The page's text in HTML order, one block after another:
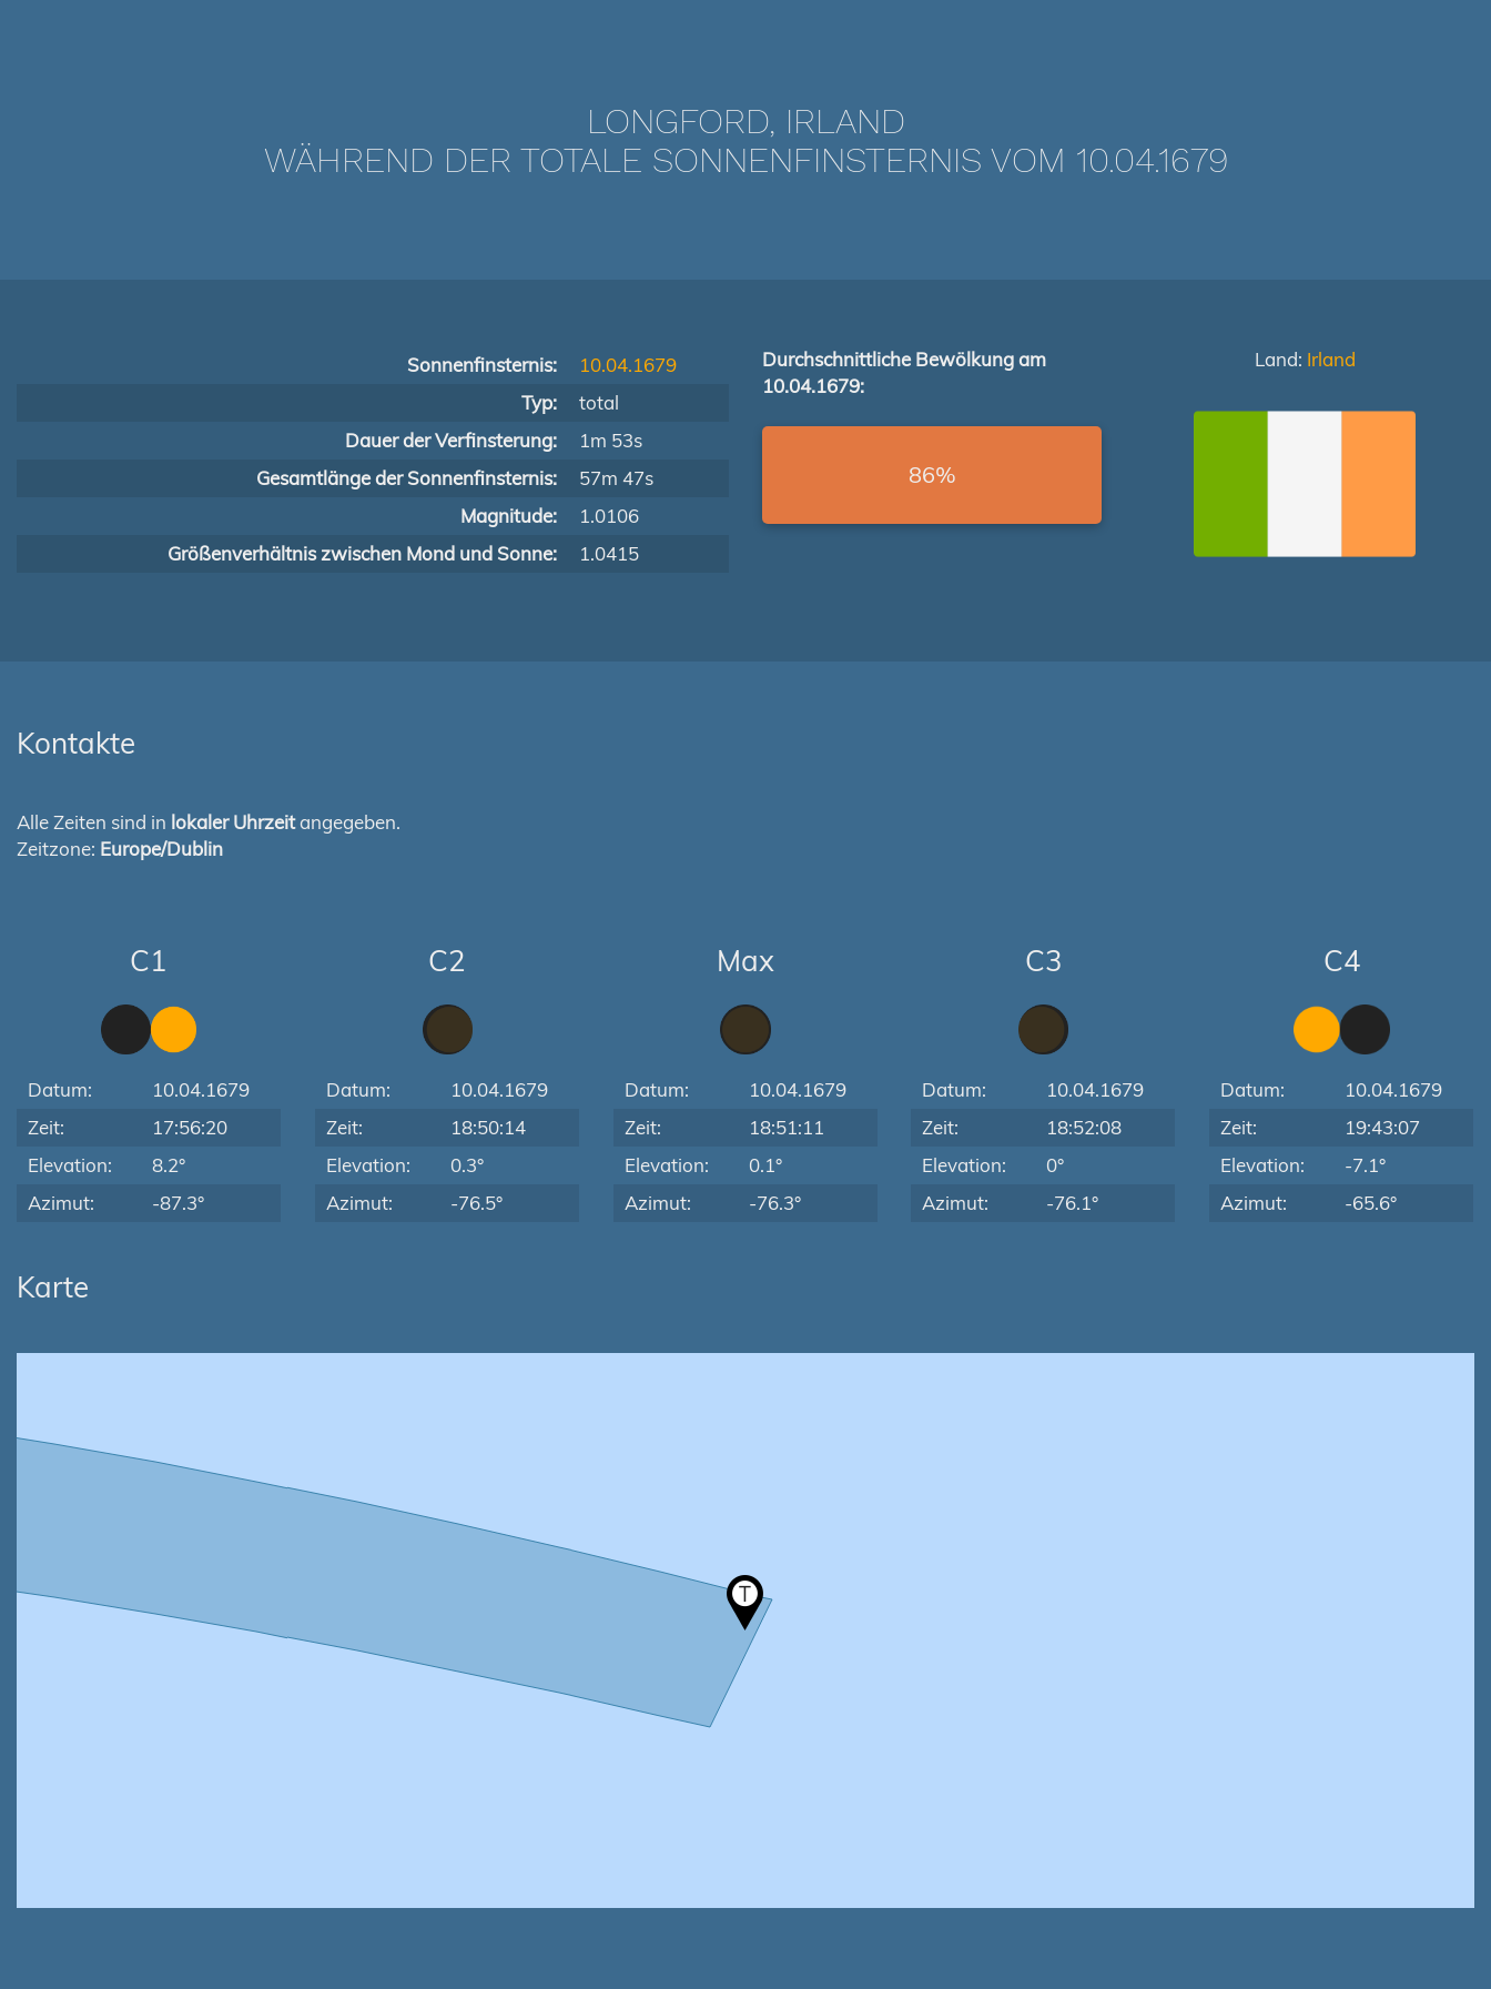
LONGFORD, IRLAND
WÄHREND DER TOTALE SONNENFINSTERNIS VOM 10.04.1679
Sonnenfinsternis:
10.04.1679
Typ:
total
Dauer der Verfinsterung:
1m 53s
Gesamtlänge der Sonnenfinsternis:
57m 47s
Magnitude:
1.0106
Größenverhältnis zwischen Mond und Sonne:
1.0415
Durchschnittliche Bewölkung am
10.04.1679:
86%
Land: Irland
Kontakte
Alle Zeiten sind in lokaler Uhrzeitangegeben.
Zeitzone: Europe/Dublin
C1
Datum:
10.04.1679
Zeit:
17:56:20
Elevation:
8.2°
Azimut:
-87.3°
C2
Datum:
10.04.1679
Zeit:
18:50:14
Elevation:
0.3°
Azimut:
-76.5°
Max
Datum:
10.04.1679
Zeit:
18:51:11
Elevation:
0.1°
Azimut:
-76.3°
C3
Datum:
10.04.1679
Zeit:
18:52:08
Elevation:
0°
Azimut:
-76.1°
C4
Datum:
10.04.1679
Zeit:
19:43:07
Elevation:
-7.1°
Azimut:
-65.6°
Karte